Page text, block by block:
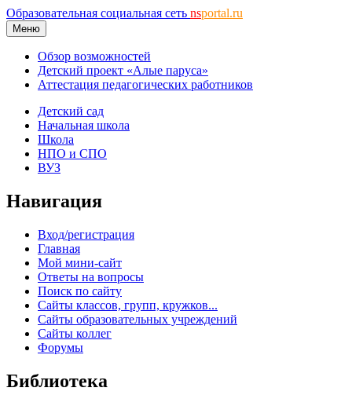
Образовательная социальная сеть nsportal.ru
Меню
Обзор возможностей
Детский проект «Алые паруса»
Аттестация педагогических работников
Детский сад
Начальная школа
Школа
НПО и СПО
ВУЗ
Навигация
Вход/регистрация
Главная
Мой мини-сайт
Ответы на вопросы
Поиск по сайту
Сайты классов, групп, кружков...
Сайты образовательных учреждений
Сайты коллег
Форумы
Библиотека